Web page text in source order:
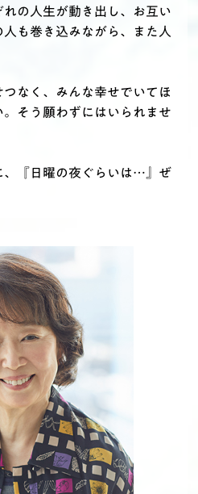
の人生が動き出し、お互い
も巻き込みながら、また人
なく、みんな幸せでいてほ
。そう願わずにはいられませ
、『日曜の夜ぐらいは…』ぜ